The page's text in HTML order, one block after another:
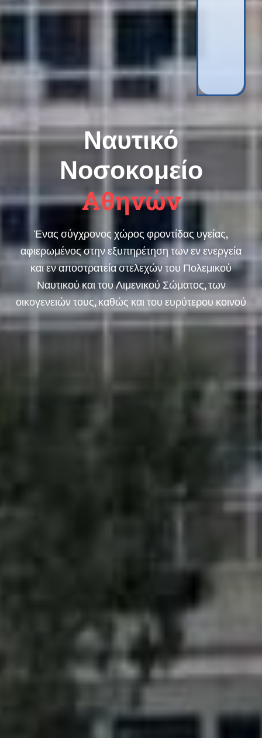
Ναυτικό
Νοσοκομείο
Αθηνών
Ένας σύγχρονος χώρος φροντίδας υγείας,
αφιερωμένος στην εξυπηρέτηση των εν ενεργεία
και εν αποστρατεία στελεχών του Πολεμικού
Ναυτικού και του Λιμενικού Σώματος, των
οικογενειών τους, καθώς και του ευρύτερου κοινού